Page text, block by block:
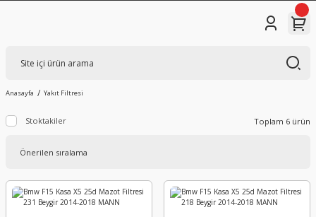
Anasayfa Yakıt Filtresi
Stoktakiler Toplam 6 ürün